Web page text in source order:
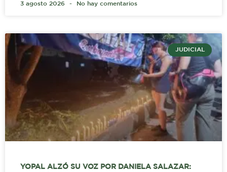
3 agosto 2026 No hay comentarios
JUDICIAL
YOPAL ALZÓ SU VOZ POR DANIELA SALAZAR: